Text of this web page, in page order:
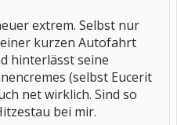
extrem. Selbst nur
kurzen Autofahrt
hinterlässt seine
(selbst Eucerit
net wirklich. Sind so
bei mir.